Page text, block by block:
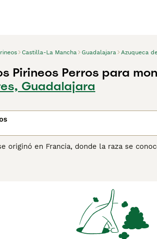
Castilla-La Mancha Guadalajara Azuqueca
Pirineos Perros para
Guadalajara
originó en Francia, donde la raza se
Sin embargo, aquellos que deseen
al entrenamiento y cuidado de un
de Perros de Montaña de los Pirineos